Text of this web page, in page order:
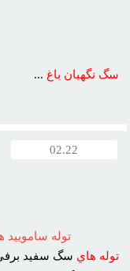
سگ نگهبان باغ ...
02.22
توله ساموييد هاي 50روزه_سگ باهوش
توله هاي سگ سفيد